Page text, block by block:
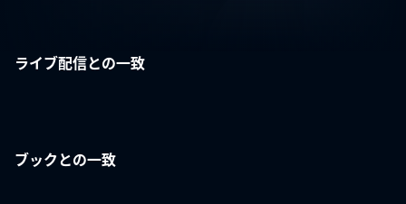
ライブ配信との一致
ブックとの一致